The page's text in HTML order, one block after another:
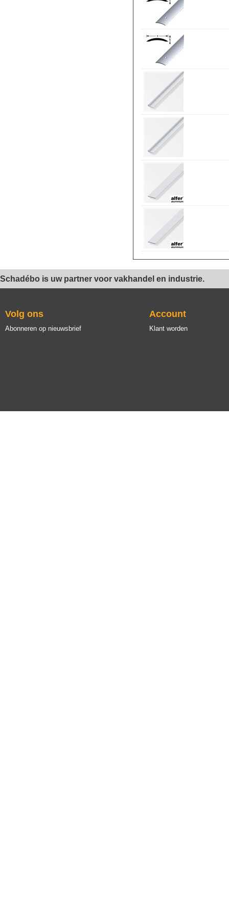
Schadébo is uw partner voor vakhandel en industrie.
Volg ons
Abonneren op nieuwsbrief
Account
Klant worden